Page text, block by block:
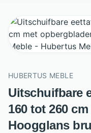
HUBERTUS MEBLE
Uitschuifbare
160 tot 260
Hoogglans